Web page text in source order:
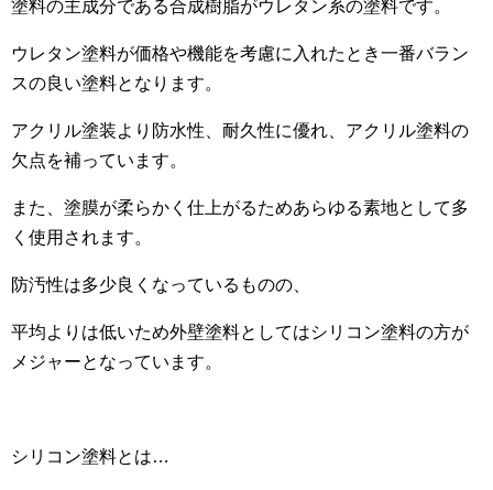
塗料の主成分である合成樹脂がウレタン系の塗料です。
ウレタン塗料が価格や機能を考慮に入れたとき一番バラン
スの良い塗料となります。
アクリル塗装より防水性、耐久性に優れ、アクリル塗料の
欠点を補っています。
また、塗膜が柔らかく仕上がるためあらゆる素地として多
く使用されます。
防汚性は多少良くなっているものの、
平均よりは低いため外壁塗料としてはシリコン塗料の方が
メジャーとなっています。
シリコン塗料とは…